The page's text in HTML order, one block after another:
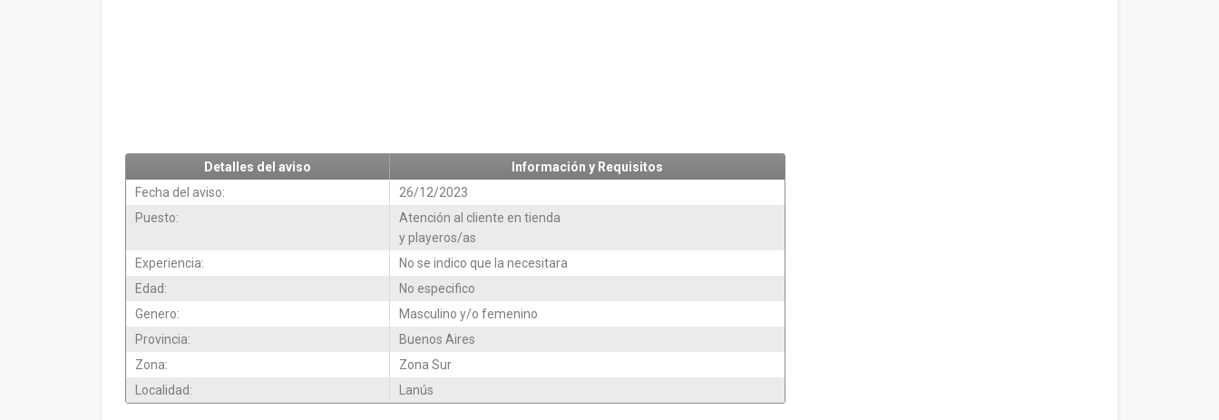
Detalles del aviso
Información y Requisitos
Fecha del aviso:
26/12/2023
Puesto:
Atención al cliente en tienda
y playeros/as
Experiencia:
No se indico que la necesitara
Edad:
No especifico
Genero:
Masculino y/o femenino
Provincia:
Buenos Aires
Zona:
Zona Sur
Localidad:
Lanús